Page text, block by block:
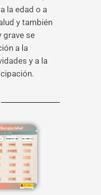
la edad o a
y también
grave se
a la
y a la